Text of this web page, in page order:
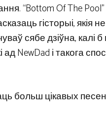
“Bottom Of The
гісторыі, якія
сябе дзіўна, калі б
NewDad і такога
больш цікавых